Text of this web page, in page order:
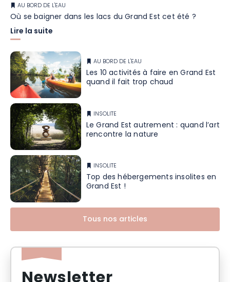
AU BORD DE L'EAU
Où se baigner dans les lacs du Grand Est cet été ?
Lire la suite
AU BORD DE L'EAU
Les 10 activités à faire en Grand Est
quand il fait trop chaud
INSOLITE
Le Grand Est autrement : quand l’art
rencontre la nature
INSOLITE
Top des hébergements insolites en
Grand Est !
Tous nos articles